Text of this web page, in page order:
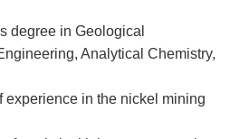
degree in Geological
Analytical Chemistry,
experience in the nickel mining